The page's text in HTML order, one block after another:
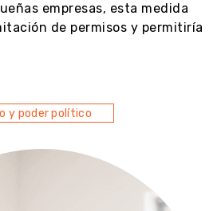
empresas, esta medida
de permisos y permitiría
y poder político